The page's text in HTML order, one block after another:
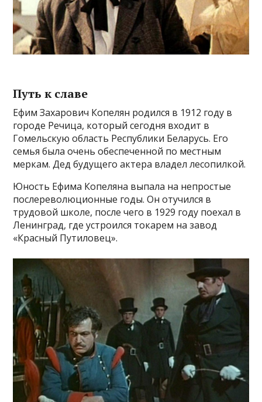
Путь к славе
Ефим Захарович Копелян родился в 1912 году в
городе Речица, который сегодня входит в
Гомельскую область Республики Беларусь. Его
семья была очень обеспеченной по местным
меркам. Дед будущего актера владел лесопилкой.
Юность Ефима Копеляна выпала на непростые
послереволюционные годы. Он отучился в
трудовой школе, после чего в 1929 году поехал в
Ленинград, где устроился токарем на завод
«Красный Путиловец».